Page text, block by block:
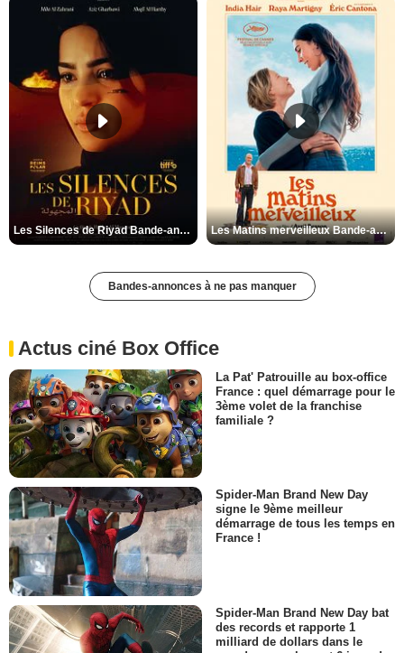
Les Silences de Riyad Bande-annonce VO STFR Les Matins merveilleux Bande-annonce VF
Bandes-annonces à ne pas manquer
Actus ciné Box Office
La Pat' Patrouille au box-office
France : quel démarrage pour le
3ème volet de la franchise
familiale ?
Spider-Man Brand New Day
signe le 9ème meilleur
démarrage de tous les temps en
France !
Spider-Man Brand New Day bat
des records et rapporte 1
milliard de dollars dans le